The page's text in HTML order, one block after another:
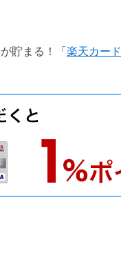
貯まる！「 楽天カード